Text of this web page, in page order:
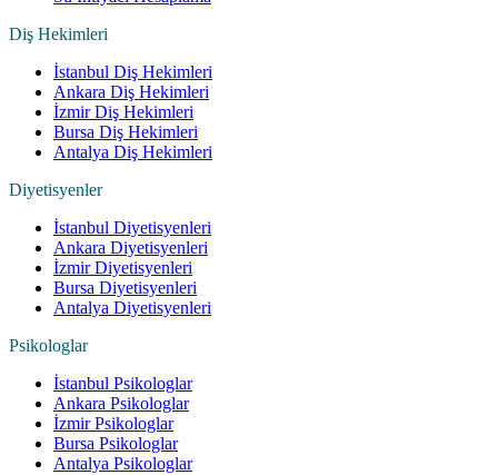
Diş Hekimleri
İstanbul Diş Hekimleri
Ankara Diş Hekimleri
İzmir Diş Hekimleri
Bursa Diş Hekimleri
Antalya Diş Hekimleri
Diyetisyenler
İstanbul Diyetisyenleri
Ankara Diyetisyenleri
İzmir Diyetisyenleri
Bursa Diyetisyenleri
Antalya Diyetisyenleri
Psikologlar
İstanbul Psikologlar
Ankara Psikologlar
İzmir Psikologlar
Bursa Psikologlar
Antalya Psikologlar